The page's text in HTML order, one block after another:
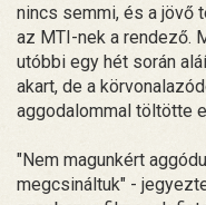
nincs semmi, és a jövő
az MTI-nek a rendező.
utóbbi egy hét során
akart, de a
aggodalommal töltötte
"Nem magunkért
megcsináltuk" -